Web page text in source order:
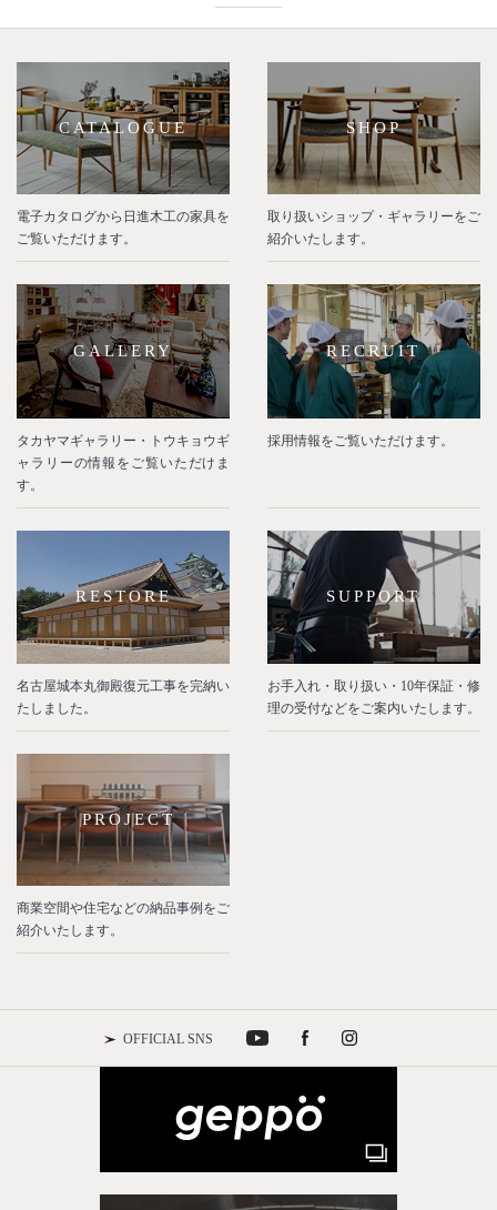
CATALOGUE
電子カタログから日進木工の家具を
ご覧いただけます。
SHOP
取り扱いショップ・ギャラリーをご
紹介いたします。
GALLERY
タカヤマギャラリー・トウキョウギ
ャラリーの情報をご覧いただけま
す。
RECRUIT
採用情報をご覧いただけます。
RESTORE
名古屋城本丸御殿復元工事を完納い
たしました。
SUPPORT
お手入れ・取り扱い・10年保証・修
理の受付などをご案内いたします。
PROJECT
商業空間や住宅などの納品事例をご
紹介いたします。
OFFICIAL SNS